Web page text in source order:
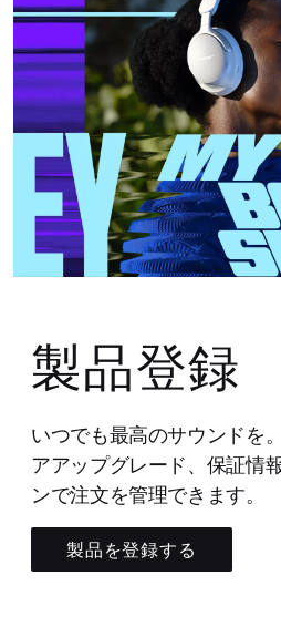
製品登録
いつでも最高のサウンドを
アアップグレード、保証情
ンで注文を管理できます。
製品を登録する